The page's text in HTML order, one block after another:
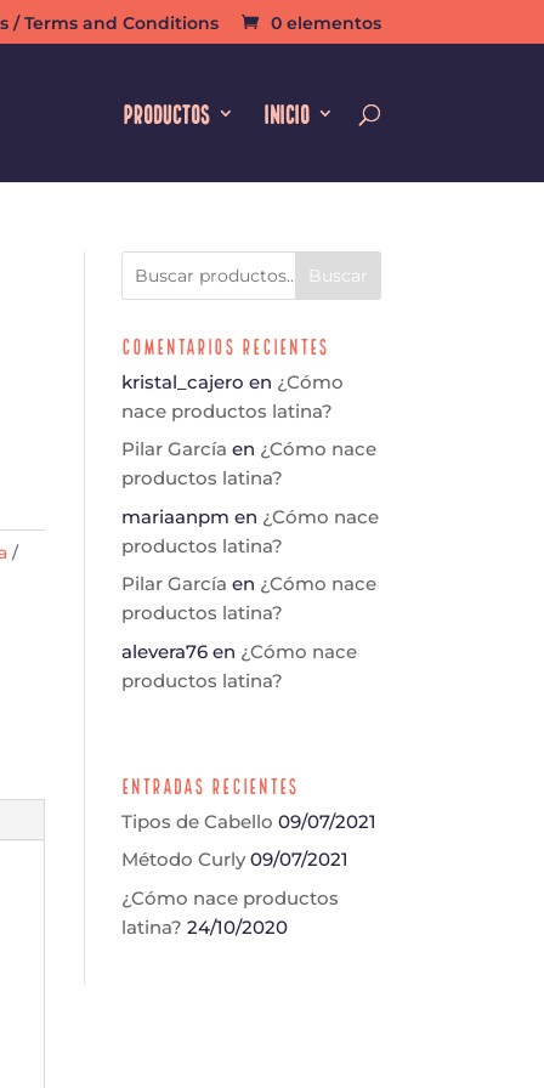
/ Terms and Conditions 0 elementos
PRODUCTOS INICIO
Buscar
Comentarios Recientes
kristal_cajero en ¿Cómo
nace productos latina?
Pilar García en ¿Cómo nace
productos latina?
mariaanpm en ¿Cómo nace
productos latina?
Pilar García en ¿Cómo nace
productos latina?
alevera76en ¿Cómo nace
productos latina?
Entradas Recientes
Tipos de Cabello 09/07/2021
Método Curly 09/07/2021
¿Cómo nace productos
latina? 24/10/2020